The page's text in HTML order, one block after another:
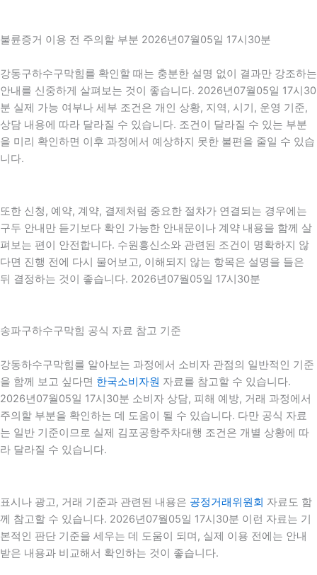
불륜증거 이용 전 주의할 부분 2026년07월05일 17시30분
강동구하수구막힘를 확인할 때는 충분한 설명 없이 결과만 강조하는
안내를 신중하게 살펴보는 것이 좋습니다. 2026년07월05일 17시30
분 실제 가능 여부나 세부 조건은 개인 상황, 지역, 시기, 운영 기준,
상담 내용에 따라 달라질 수 있습니다. 조건이 달라질 수 있는 부분
을 미리 확인하면 이후 과정에서 예상하지 못한 불편을 줄일 수 있습
니다.
또한 신청, 예약, 계약, 결제처럼 중요한 절차가 연결되는 경우에는
구두 안내만 듣기보다 확인 가능한 안내문이나 계약 내용을 함께 살
펴보는 편이 안전합니다. 수원흥신소와 관련된 조건이 명확하지 않
다면 진행 전에 다시 물어보고, 이해되지 않는 항목은 설명을 들은
뒤 결정하는 것이 좋습니다. 2026년07월05일 17시30분
송파구하수구막힘 공식 자료 참고 기준
강동하수구막힘를 알아보는 과정에서 소비자 관점의 일반적인 기준
을 함께 보고 싶다면 한국소비자원 자료를 참고할 수 있습니다.
2026년07월05일 17시30분 소비자 상담, 피해 예방, 거래 과정에서
주의할 부분을 확인하는 데 도움이 될 수 있습니다. 다만 공식 자료
는 일반 기준이므로 실제 김포공항주차대행 조건은 개별 상황에 따
라 달라질 수 있습니다.
표시나 광고, 거래 기준과 관련된 내용은 공정거래위원회 자료도 함
께 참고할 수 있습니다. 2026년07월05일 17시30분 이런 자료는 기
본적인 판단 기준을 세우는 데 도움이 되며, 실제 이용 전에는 안내
받은 내용과 비교해서 확인하는 것이 좋습니다.